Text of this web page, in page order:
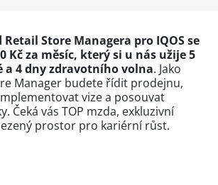
Store Managera pro IQOS se
Kč za měsíc, který si u nás užije 5
a 4 dny zdravotního volna. Jako
Manager budete řídit prodejnu,
vize a posouvat
Čeká vás TOP mzda, exkluzivní
prostor pro kariérní růst.